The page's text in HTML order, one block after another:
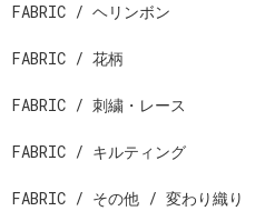
FABRIC / ヘリンボン
FABRIC / 花柄
FABRIC / 刺繍・レース
FABRIC / キルティング
FABRIC / その他 / 変わり織り